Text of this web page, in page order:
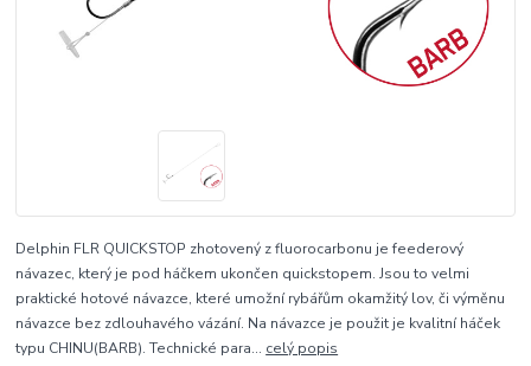
Delphin FLR QUICKSTOP zhotovený z fluorocarbonu je feederový
návazec, který je pod háčkem ukončen quickstopem. Jsou to velmi
praktické hotové návazce, které umožní rybářům okamžitý lov, či výměnu
návazce bez zdlouhavého vázání. Na návazce je použit je kvalitní háček
typu CHINU(BARB). Technické para... celý popis